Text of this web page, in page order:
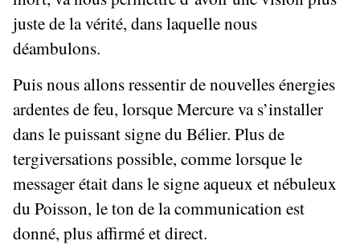
juste de la vérité, dans laquelle nous
déambulons.
Puis nous allons ressentir de nouvelles énergies
ardentes de feu, lorsque Mercure va s’installer
dans le puissant signe du Bélier. Plus de
tergiversations possible, comme lorsque le
messager était dans le signe aqueux et nébuleux
du Poisson, le ton de la communication est
donné, plus affirmé et direct.